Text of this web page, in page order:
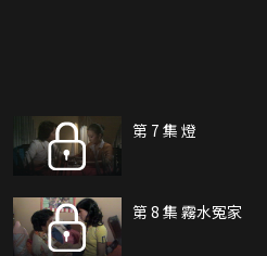
第 7 集 燈
第 8 集 霧水冤家